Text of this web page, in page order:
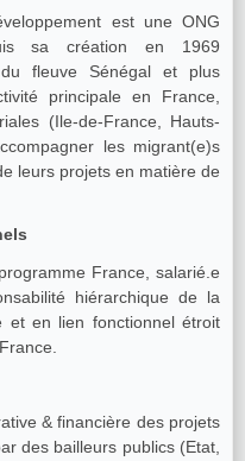
est une ONG
sa création en 1969
fleuve Sénégal et plus
principale en France,
(Ile-de-France, Hauts-
les migrant(e)s
leurs projets en matière de
France, salarié.e
hiérarchique de la
et en lien fonctionnel étroit
& financière des projets
des bailleurs publics (Etat,